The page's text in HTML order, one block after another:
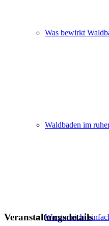
Was bewirkt
Waldbaden im
Warum nicht
Veranstaltungsdetails